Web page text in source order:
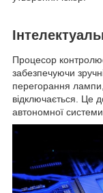
Процесор
забезпечуючи
перегорання
відключається. Це
автономної системи